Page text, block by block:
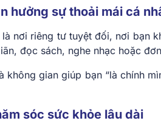
hưởng sự thoải mái cá
là nơi riêng tư tuyệt đối, nơi bạn
đọc sách, nghe nhạc hoặc
không gian giúp bạn “là chính
sóc sức khỏe lâu dài